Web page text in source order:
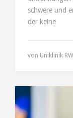
schwere und
der keine
von Uniklinik